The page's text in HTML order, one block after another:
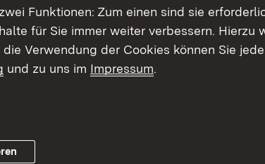
Funktionen: Zum einen sind sie
für Sie immer weiter verbessern.
Verwendung der Cookies können Sie
und zu uns im Impressum.